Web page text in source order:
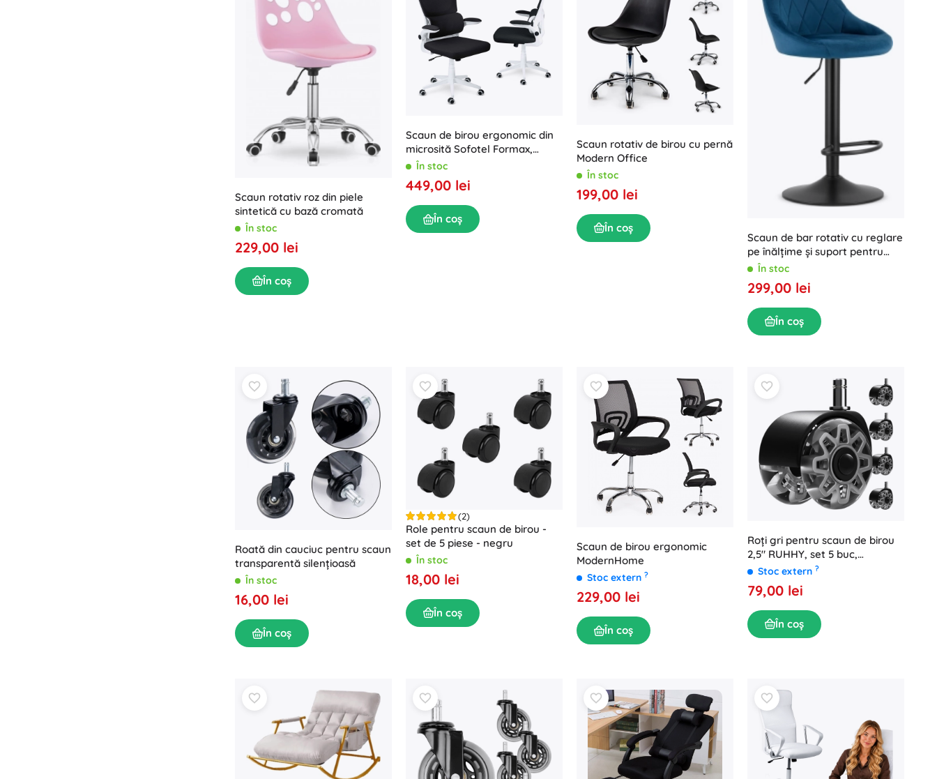
Scaun rotativ roz din piele
sintetică cu bază cromată
În stoc
229,00 lei
În coș
Scaun de birou ergonomic din
microsită Sofotel Formax,
negru
În stoc
449,00 lei
În coș
Scaun rotativ de birou cu pernă
Modern Office
În stoc
199,00 lei
În coș
Scaun de bar rotativ cu reglare
pe înălțime și suport pentru
picioare, catifea albastru marin
În stoc
299,00 lei
În coș
Roată din cauciuc pentru scaun
transparentă silențioasă
În stoc
16,00 lei
În coș
(2)
Role pentru scaun de birou -
set de 5 piese - negru
În stoc
18,00 lei
În coș
Scaun de birou ergonomic
ModernHome
Stoc extern ?
229,00 lei
În coș
Roți gri pentru scaun de birou
2,5" RUHHY, set 5 buc,
silențioase, nu zgârie podeaua
Stoc extern ?
79,00 lei
În coș